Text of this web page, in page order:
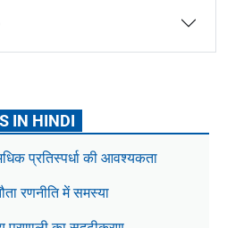
IN HINDI
प्रतिस्पर्धा की आवश्यकता
रणनीति में समस्या